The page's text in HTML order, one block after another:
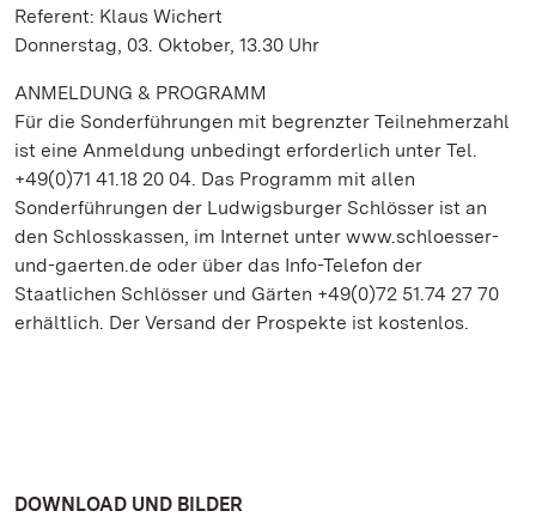
Referent: Klaus Wichert
Donnerstag, 03. Oktober, 13.30 Uhr
ANMELDUNG & PROGRAMM
Für die Sonderführungen mit begrenzter Teilnehmerzahl
ist eine Anmeldung unbedingt erforderlich unter Tel.
+49(0)71 41.18 20 04. Das Programm mit allen
Sonderführungen der Ludwigsburger Schlösser ist an
den Schlosskassen, im Internet unter www.schloesser-
und-gaerten.de oder über das Info-Telefon der
Staatlichen Schlösser und Gärten +49(0)72 51.74 27 70
erhältlich. Der Versand der Prospekte ist kostenlos.
DOWNLOAD UND BILDER